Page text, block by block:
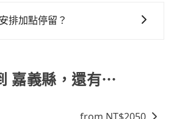
務，最多可再節省50%的交通費
然路邊隨租隨還看似方便，但實際
時間到達目的地可選包車或計程
司機，且車輛均要求5年內新車，司
「回頭車」的比例。這不僅體現
機來服務更多的旅客，意味著使
為他們非常專業且親切！讓他們的
排加點停留？
嘉義縣，還有⋯